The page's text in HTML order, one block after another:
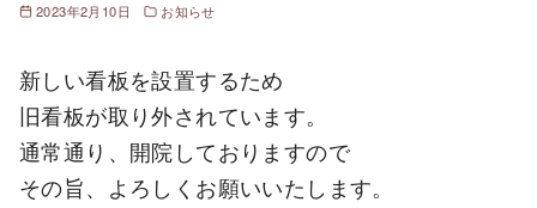
2023年2月10日 お知らせ
新しい看板を設置するため
旧看板が取り外されています。
通常通り、開院しておりますので
その旨、よろしくお願いいたします。